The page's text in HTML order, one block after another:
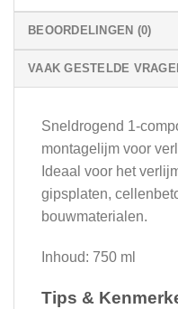
BEOORDELINGEN (0)
VAAK GESTELDE
Sneldrogend 1-
montagelijm voor
Ideaal voor het
gipsplaten,
bouwmaterialen.
Inhoud: 750 ml
Tips &